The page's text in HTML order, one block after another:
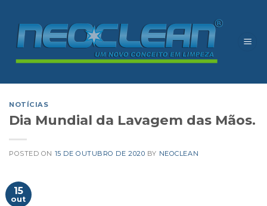
content
NOTÍCIAS
Dia Mundial da Lavagem das Mãos.
POSTED ON 15 DE OUTUBRO DE 2020 BY NEOCLEAN
15
out